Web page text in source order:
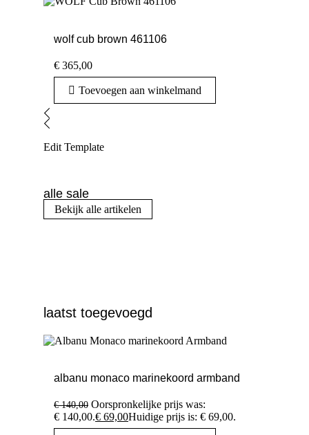
wolf cub brown 461106
€ 365,00
Toevoegen aan winkelmand
Edit Template
alle sale
Bekijk alle artikelen
laatst toegevoegd
albanu monaco marinekoord armband
€140,00 Oorspronkelijke prijs was:
€ 140,00.€ 69,00Huidige prijs is: € 69,00.